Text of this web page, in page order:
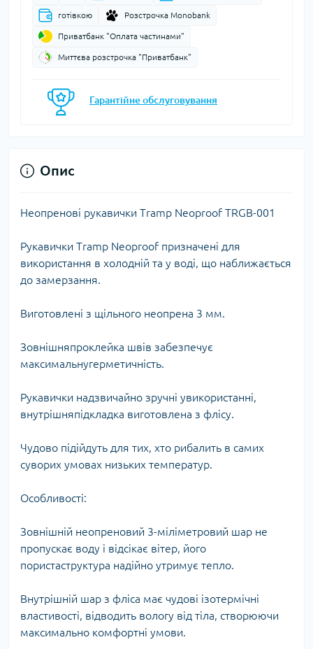
готівкою Розстрочка Monobank
Приватбанк "Оплата частинами"
Миттєва розстрочка "Приватбанк"
Гарантійне обслуговування
Опис
Неопренові рукавички Tramp Neoproof TRGB-001
Рукавички Tramp Neoproof призначені для
використання в холодній та у воді, що наближається
до замерзання.
Виготовлені з щільного неопрена 3 мм.
Зовнішняпроклейка швів забезпечує
максимальнугерметичність.
Рукавички надзвичайно зручні увикористанні,
внутрішняпідкладка виготовлена з флісу.
Чудово підійдуть для тих, хто рибалить в самих
суворих умовах низьких температур.
Особливості:
Зовнішній неопреновий 3-міліметровий шар не
пропускає воду і відсікає вітер, його
пористаструктура надійно утримує тепло.
Внутрішній шар з фліса має чудові ізотермічні
властивості, відводить вологу від тіла, створюючи
максимально комфортні умови.